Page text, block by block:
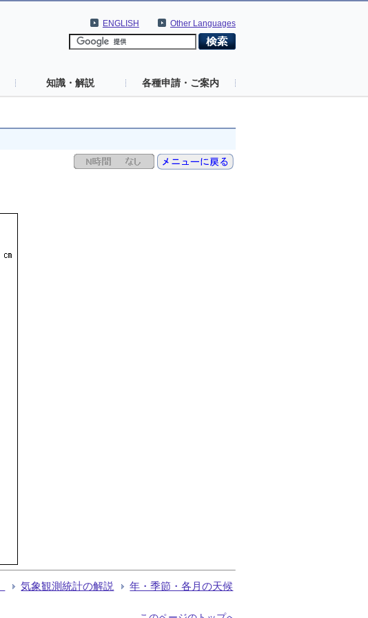
Other Languages
ENGLISH
知識・解説 各種申請・ご案内
気象観測統計の解説 年・季節・各月の天候